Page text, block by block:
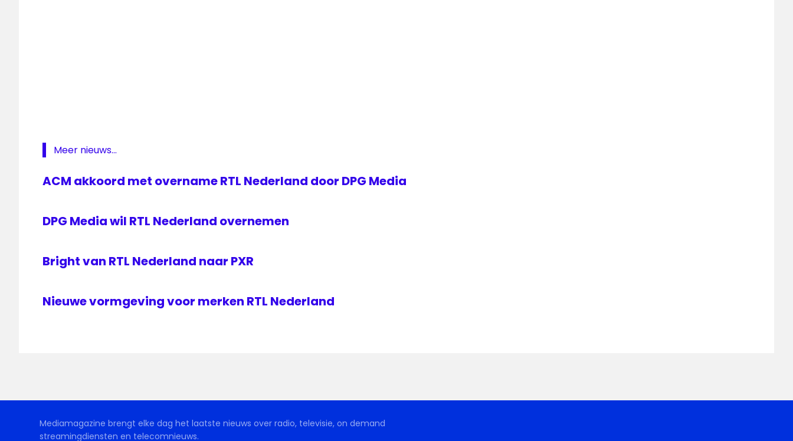
Meer nieuws...
ACM akkoord met overname RTL Nederland door DPG Media
DPG Media wil RTL Nederland overnemen
Bright van RTL Nederland naar PXR
Nieuwe vormgeving voor merken RTL Nederland
Mediamagazine brengt elke dag het laatste nieuws over radio, televisie, on demand
streamingdiensten en telecomnieuws.